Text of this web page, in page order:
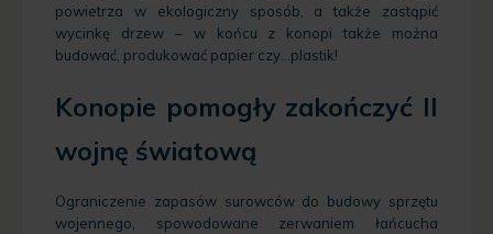
powietrza w ekologiczny sposób, a także zastąpić
wycinkę drzew – w końcu z konopi także można
budować, produkować papier czy…plastik!
Konopie pomogły zakończyć II
wojnę światową
Ograniczenie zapasów surowców do budowy sprzętu
wojennego, spowodowane zerwaniem łańcucha